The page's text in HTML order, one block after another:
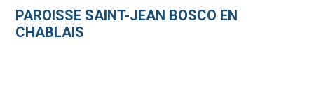
contenu.
personnelsPAROISSE SAINT-JEAN BOSCO EN
CHABLAIS